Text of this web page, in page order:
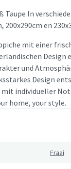
Taupe In
200x290cm en
mit einer
Design
und
Design
individueller
home, your style.
Fraai